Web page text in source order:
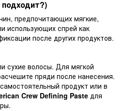
подходит?)
предпочитающих мягкие,
использующих спрей как
после других продуктов.
сухие волосы. Для мягкой
пряди после нанесения.
продукт или в
Crew Defining Paste для